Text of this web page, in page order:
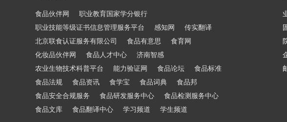
食品伙伴网
职业教育国家学分银行
职业技能等级证书信息管理服务平台
感知网
传实翻译
北京联食认证服务有限公司
食品有意思
食育网
化妆品伙伴网
食品人才中心
济南智感
农业生物技术科普平台
能力验证网 食品论坛
食品标准
食品法规
食品资讯 食学宝 食品词典
食品邦
食品安全合规服务
食品研发服务中心
食品检测服务中心
食品文库
食品翻译中心 学习频道 学生频道